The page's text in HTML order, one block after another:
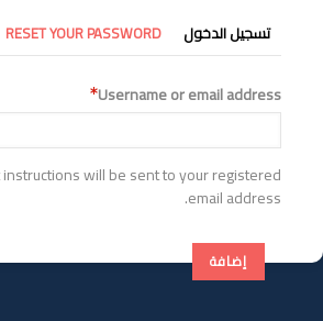
التبويبات
الأساسية
تسجيل الدخول RESET YOUR PASSWORD
Username or email address
will be sent to your registered
email address.